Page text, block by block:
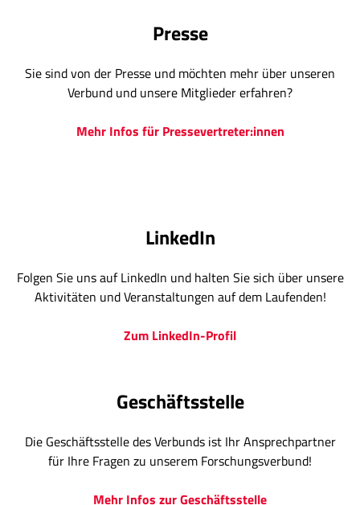
Presse
Sie sind von der Presse und möchten mehr über unseren
Verbund und unsere Mitglieder erfahren?
Mehr Infos für Pressevertreter:innen
LinkedIn
Folgen Sie uns auf LinkedIn und halten Sie sich über unsere
Aktivitäten und Veranstaltungen auf dem Laufenden!
Zum LinkedIn-Profil
Geschäftsstelle
Die Geschäftsstelle des Verbunds ist Ihr Ansprechpartner
für Ihre Fragen zu unserem Forschungsverbund!
Mehr Infos zur Geschäftsstelle